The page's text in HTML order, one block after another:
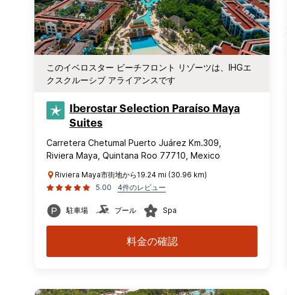
このイベロスター ビーチフロント リゾーツは、IHGエ
クスクルーシブ アライアンスです
Iberostar Selection​ Paraíso Maya
Suites
Carretera Chetumal Puerto Juárez Km.309,
Riviera Maya, Quintana Roo 77710, Mexico
Riviera Maya市街地から19.24 mi (30.96 km)
5.00
4件のレビュー
駐車場 プール Spa
料金の確認